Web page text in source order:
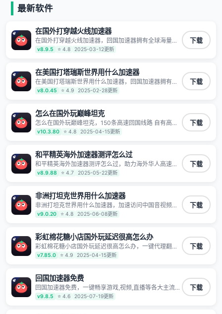
最新软件
在国外打穿越火线加速器
在国外打穿越火线加速器，回国加速器拥有全球海量节
点覆盖，运营商专线不卡顿超稳定，专为海外华人和留
学生打造，帮助海外华人免除地域限制，随时高速稳定
v8.9.5 ⭐ 4.8 2025-03-12更新
下载
在美国打塔瑞斯世界用什么加速器
在美国打塔瑞斯世界用什么加速器，回国加速器拥有全
球海量节点覆盖，运营商专线不卡顿超稳定，专为海外
华人和留学生打造，帮助海外华人免除地域限制，随时
音乐。
v8.0.45 ⭐ 4.9 2025-02-28更新
下载
怎么在国外玩巅峰坦克
怎么在国外玩巅峰坦克，150条高速回国线路 自有高速
中转节点 无需注册 一键连接 提供高速线路 应用内直达
视频音乐app,快人一步 应用模式 App互不干扰 不间断的
泄露 阻止第三方对数据进行窃取和监听
v10.3.80 ⭐ 4.8 2025-04-15更新
下载
和平精英海外加速器测评怎么过
和平精英海外加速器测评怎么过，助力海外华人高速访
问国内网络，快速开启国内各直播平台,解决国内视频、
音乐卡顿问题；更能加速海量国服游戏，超低延迟稳定
v8.9.88 ⭐ 4.7 2025-05-22更新
下载
非洲打坦克世界用什么加速器
非洲打坦克世界用什么加速器，加速访问中国音视频和
网站，专业回国加速器，帮你加速访问优酷、bilibili、腾
讯视频、爱奇艺等，加速国服游戏，例如原神、阴阳
书启示录、明日方舟、战双帕弥什、sky光·遇、另一个
伊甸园等国内各种服务,回国加速器致力于帮助海外华人
和留学生、港澳台地区用户提供最好的回国游戏和音乐
视频加速服务，可以在海外或港澳台地区流畅加速国服
戏加速专线。能加速访问优酷、爱奇艺、腾讯视频、B
站、芒果TV、西瓜视频、QQ音乐、网易云音乐、酷狗
音乐、YY等主流网站应用解除限制，带你穿梭加速回
国。目前已有上百万用户，用户整体好评95%以上，一
对一在线客服支持，保障你的使用体验。
v9.0.20 ⭐ 4.8 2025-06-08更新
下载
彩虹棉花糖小店国外玩延迟很高怎么办
彩虹棉花糖小店国外玩延迟很高怎么办，一键代理翻墙
回国的穿梭VPN，帮助海外华人留学生及港澳台地区用
户破除地区版权限制问题，一键降低游戏延迟，加速访
v7.85.0 ⭐ 4.9 2025-04-15更新
下载
回国加速器免费
回国加速器免费，一键畅享游戏,视频,直播等各大主流
App应用,视频加载极速不卡顿。人在海外听歌,玩国服游
戏 简单易用。
v9.8.5 ⭐ 4.6 2025-07-19更新
下载